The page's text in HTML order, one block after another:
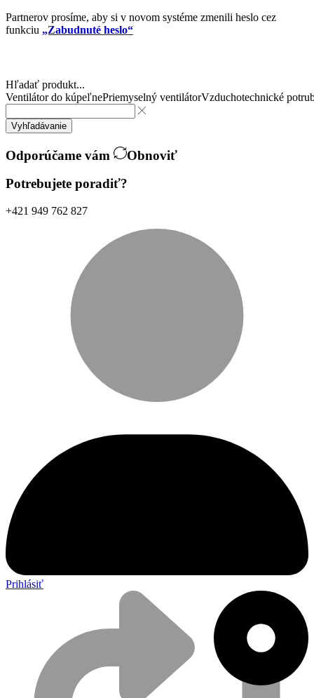
Partnerov prosíme, aby si v novom systéme zmenili heslo cez
funkciu „Zabudnuté heslo“
Hľadať produkt...
Ventilátor do kúpeľnePriemyselný ventilátorVzduchotechnické
Vyhľadávanie
Odporúčame vám
Obnoviť
Potrebujete poradiť?
+421 949 762 827
Prihlásiť